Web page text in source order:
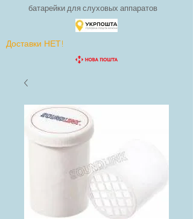
батарейки для слуховых аппаратов
Доставки НЕТ!